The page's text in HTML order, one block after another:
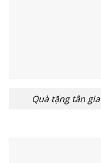
Quà tặng tân